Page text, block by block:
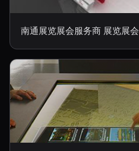
南通展览展会服务商 展览展会